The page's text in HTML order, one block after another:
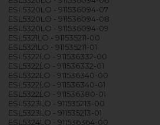
ESL5320LO - 911536094-07
ESL5320LO - 911536094-08
ESL5320LO - 911536094-09
ESL5321LO - 911535211-00
ESL5321LO - 911535211-01
ESL5322LO - 911536332-00
ESL5322LO - 911536332-01
ESL5322LO - 911536340-00
ESL5322LO - 911536340-01
ESL5322LO - 911536380-01
ESL5323LO - 911535213-00
ESL5323LO - 911535213-01
ESL5324LO - 911536364-00